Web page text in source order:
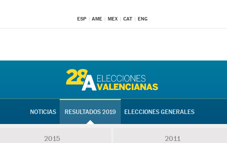
ESP AME MEX CAT ENG
NOTICIAS RESULTADOS 2019 ELECCIONES GENERALES
2015 2011